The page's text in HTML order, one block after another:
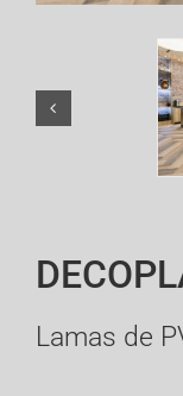
Lamas de